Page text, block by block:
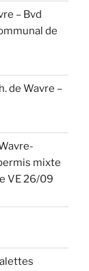
– Bvd
de
de Wavre –
mixte
VE 26/09